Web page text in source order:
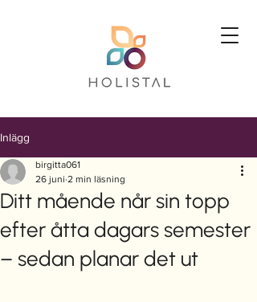
Inlägg
Ditt mående når sin topp
efter åtta dagars semester
– sedan planar det ut
birgitta061
26 juni 2 min läsning